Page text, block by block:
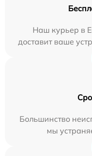
Наш курьер в
доставит ваше
Большинство
мы